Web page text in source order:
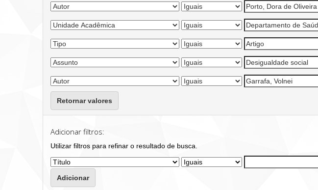
Retornar valores
Adicionar filtros:
Utilizar filtros para refinar o resultado de busca.